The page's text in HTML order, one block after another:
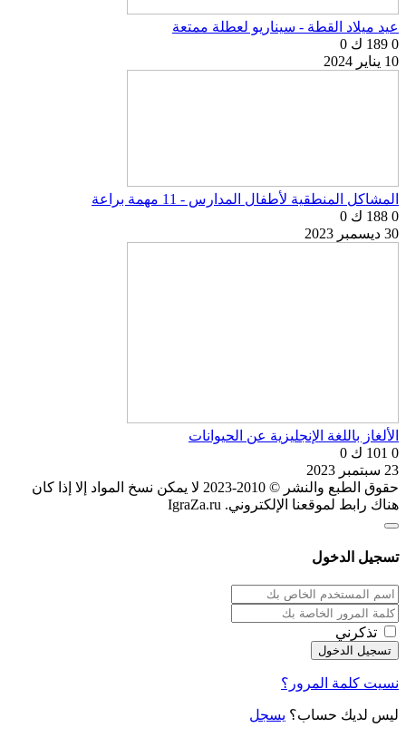
عيد ميلاد القطة - سيناريو لعطلة ممتعة
0 189 ك
0
10 يناير 2024
المشاكل المنطقية لأطفال المدارس - 11 مهمة براعة
0 188 ك
0
30 ديسمبر 2023
الألغاز باللغة الإنجليزية عن الحيوانات
0 101 ك
0
23 سبتمبر 2023
حقوق الطبع والنشر © 2010-2023 لا يمكن نسخ المواد إلا إذا كان
هناك رابط لموقعنا الإلكتروني. IgraZa.ru
تسجيل الدخول
تذكرني
نسيت كلمة المرور؟
ليس لديك حساب؟ يسجل